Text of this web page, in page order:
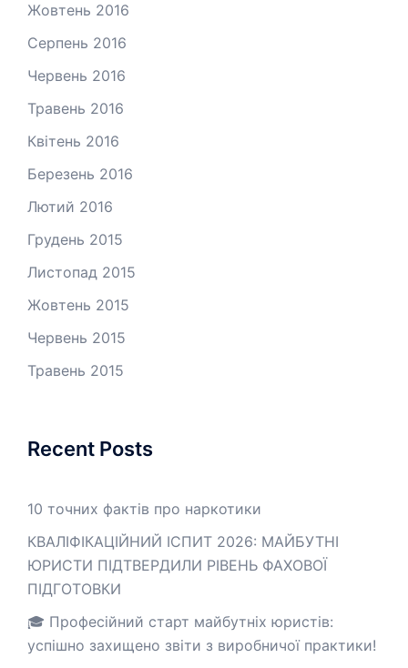
Жовтень 2016
Серпень 2016
Червень 2016
Травень 2016
Квітень 2016
Березень 2016
Лютий 2016
Грудень 2015
Листопад 2015
Жовтень 2015
Червень 2015
Травень 2015
Recent Posts
10 точних фактів про наркотики
КВАЛІФІКАЦІЙНИЙ ІСПИТ 2026: МАЙБУТНІ
ЮРИСТИ ПІДТВЕРДИЛИ РІВЕНЬ ФАХОВОЇ
ПІДГОТОВКИ
🎓 Професійний старт майбутніх юристів:
успішно захищено звіти з виробничої практики!